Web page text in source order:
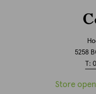
5258
T:
Store